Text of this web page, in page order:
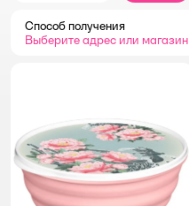
Способ получения
Выберите адрес или магазин